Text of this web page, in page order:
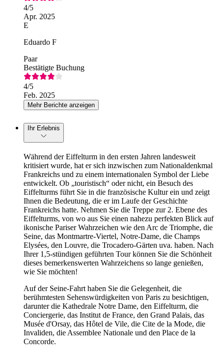
4/5
Apr. 2025
E
Eduardo F
Paar
Bestätigte Buchung
4/5
Feb. 2025
Mehr Berichte anzeigen
Ihr Erlebnis
Während der Eiffelturm in den ersten Jahren landesweit
kritisiert wurde, hat er sich inzwischen zum Nationaldenkmal
Frankreichs und zu einem internationalen Symbol der Liebe
entwickelt. Ob „touristisch“ oder nicht, ein Besuch des
Eiffelturms führt Sie in die französische Kultur ein und zeigt
Ihnen die Bedeutung, die er im Laufe der Geschichte
Frankreichs hatte. Nehmen Sie die Treppe zur 2. Ebene des
Eiffelturms, von wo aus Sie einen nahezu perfekten Blick auf
ikonische Pariser Wahrzeichen wie den Arc de Triomphe, die
Seine, das Montmartre-Viertel, Notre-Dame, die Champs
Elysées, den Louvre, die Trocadero-Gärten uva. haben. Nach
Ihrer 1,5-stündigen geführten Tour können Sie die Schönheit
dieses bemerkenswerten Wahrzeichens so lange genießen,
wie Sie möchten!
Auf der Seine-Fahrt haben Sie die Gelegenheit, die
berühmtesten Sehenswürdigkeiten von Paris zu besichtigen,
darunter die Kathedrale Notre Dame, den Eiffelturm, die
Conciergerie, das Institut de France, den Grand Palais, das
Musée d'Orsay, das Hôtel de Vile, die Cite de la Mode, die
Invaliden, die Assemblee Nationale und den Place de la
Concorde.